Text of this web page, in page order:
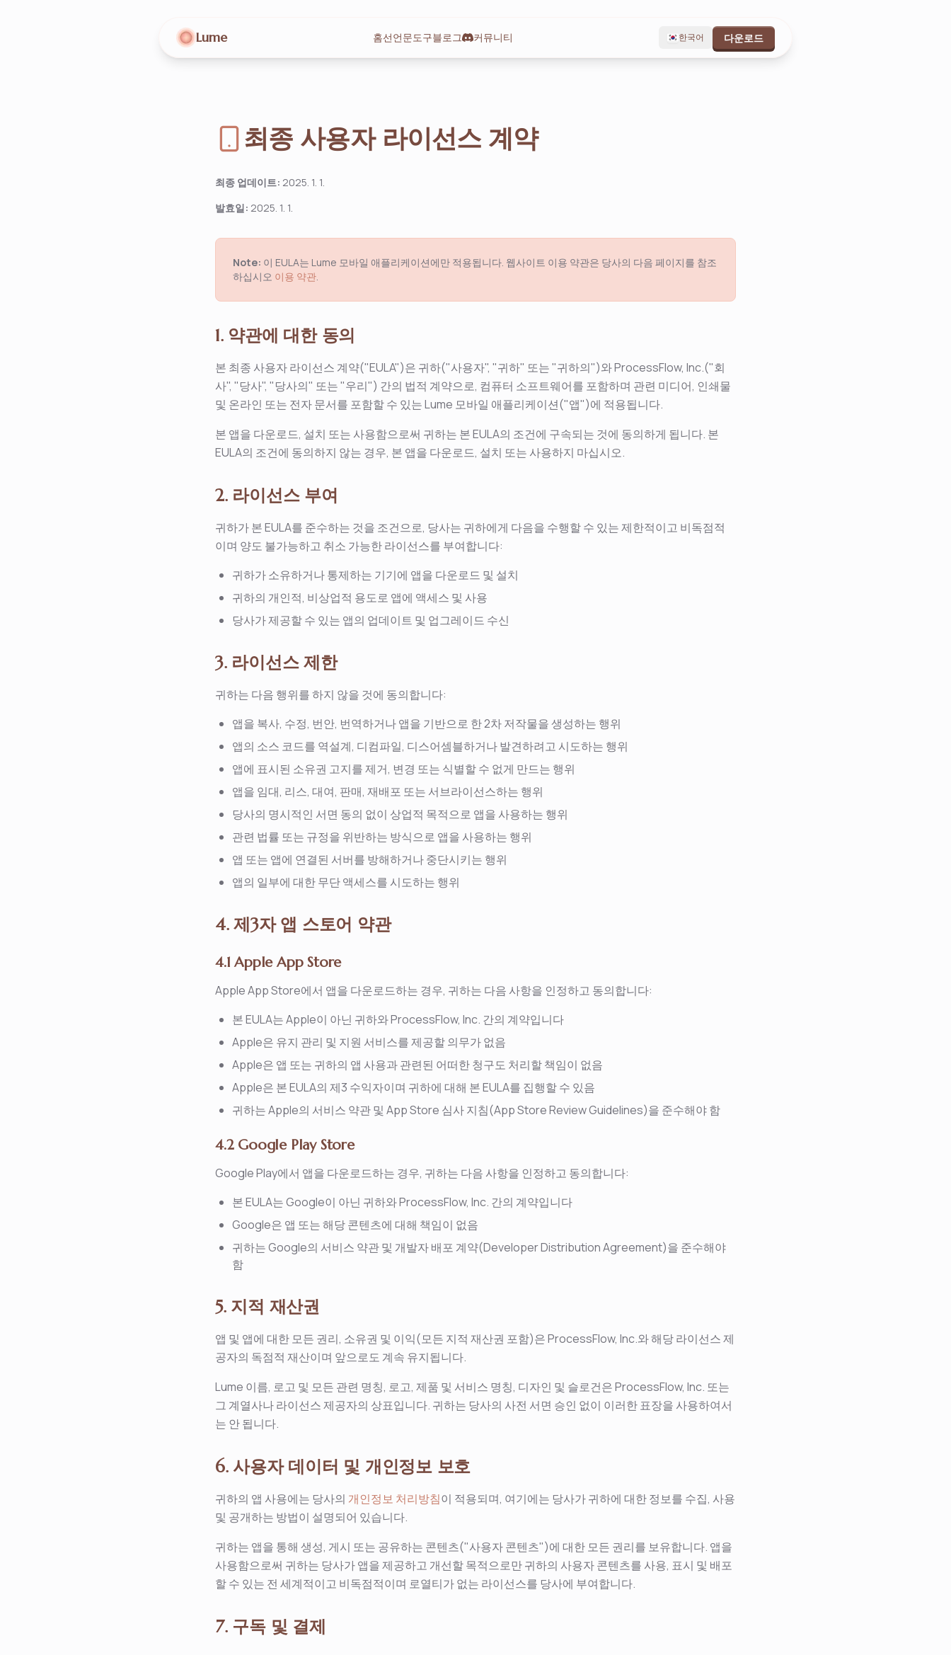
Lume 홈선언문도구블로그 커뮤니티 한국어 다운로드
최종 사용자 라이선스 계약
최종 업데이트: 2025. 1. 1.
발효일: 2025. 1. 1.
Note: 이 EULA는 Lume 모바일 애플리케이션에만 적용됩니다. 웹사이트 이용 약관은 당사의 다음 페이지를 참조
하십시오 이용 약관.
1. 약관에 대한 동의
본 최종 사용자 라이선스 계약("EULA")은 귀하("사용자", "귀하" 또는 "귀하의")와 ProcessFlow, Inc.("회
사", "당사", "당사의" 또는 "우리") 간의 법적 계약으로, 컴퓨터 소프트웨어를 포함하며 관련 미디어, 인쇄물
및 온라인 또는 전자 문서를 포함할 수 있는 Lume 모바일 애플리케이션("앱")에 적용됩니다.
본 앱을 다운로드, 설치 또는 사용함으로써 귀하는 본 EULA의 조건에 구속되는 것에 동의하게 됩니다. 본
EULA의 조건에 동의하지 않는 경우, 본 앱을 다운로드, 설치 또는 사용하지 마십시오.
2. 라이선스 부여
귀하가 본 EULA를 준수하는 것을 조건으로, 당사는 귀하에게 다음을 수행할 수 있는 제한적이고 비독점적
이며 양도 불가능하고 취소 가능한 라이선스를 부여합니다:
귀하가 소유하거나 통제하는 기기에 앱을 다운로드 및 설치
귀하의 개인적, 비상업적 용도로 앱에 액세스 및 사용
당사가 제공할 수 있는 앱의 업데이트 및 업그레이드 수신
3. 라이선스 제한
귀하는 다음 행위를 하지 않을 것에 동의합니다:
앱을 복사, 수정, 번안, 번역하거나 앱을 기반으로 한 2차 저작물을 생성하는 행위
앱의 소스 코드를 역설계, 디컴파일, 디스어셈블하거나 발견하려고 시도하는 행위
앱에 표시된 소유권 고지를 제거, 변경 또는 식별할 수 없게 만드는 행위
앱을 임대, 리스, 대여, 판매, 재배포 또는 서브라이선스하는 행위
당사의 명시적인 서면 동의 없이 상업적 목적으로 앱을 사용하는 행위
관련 법률 또는 규정을 위반하는 방식으로 앱을 사용하는 행위
앱 또는 앱에 연결된 서버를 방해하거나 중단시키는 행위
앱의 일부에 대한 무단 액세스를 시도하는 행위
4. 제3자 앱 스토어 약관
4.1 Apple App Store
Apple App Store에서 앱을 다운로드하는 경우, 귀하는 다음 사항을 인정하고 동의합니다:
본 EULA는 Apple이 아닌 귀하와 ProcessFlow, Inc. 간의 계약입니다
Apple은 유지 관리 및 지원 서비스를 제공할 의무가 없음
Apple은 앱 또는 귀하의 앱 사용과 관련된 어떠한 청구도 처리할 책임이 없음
Apple은 본 EULA의 제3 수익자이며 귀하에 대해 본 EULA를 집행할 수 있음
귀하는 Apple의 서비스 약관 및 App Store 심사 지침(App Store Review Guidelines)을 준수해야 함
4.2 Google Play Store
Google Play에서 앱을 다운로드하는 경우, 귀하는 다음 사항을 인정하고 동의합니다:
본 EULA는 Google이 아닌 귀하와 ProcessFlow, Inc. 간의 계약입니다
Google은 앱 또는 해당 콘텐츠에 대해 책임이 없음
귀하는 Google의 서비스 약관 및 개발자 배포 계약(Developer Distribution Agreement)을 준수해야
함
5. 지적 재산권
앱 및 앱에 대한 모든 권리, 소유권 및 이익(모든 지적 재산권 포함)은 ProcessFlow, Inc.와 해당 라이선스 제
공자의 독점적 재산이며 앞으로도 계속 유지됩니다.
Lume 이름, 로고 및 모든 관련 명칭, 로고, 제품 및 서비스 명칭, 디자인 및 슬로건은 ProcessFlow, Inc. 또는
그 계열사나 라이선스 제공자의 상표입니다. 귀하는 당사의 사전 서면 승인 없이 이러한 표장을 사용하여서
는 안 됩니다.
6. 사용자 데이터 및 개인정보 보호
귀하의 앱 사용에는 당사의 개인정보 처리방침이 적용되며, 여기에는 당사가 귀하에 대한 정보를 수집, 사용
및 공개하는 방법이 설명되어 있습니다.
귀하는 앱을 통해 생성, 게시 또는 공유하는 콘텐츠("사용자 콘텐츠")에 대한 모든 권리를 보유합니다. 앱을
사용함으로써 귀하는 당사가 앱을 제공하고 개선할 목적으로만 귀하의 사용자 콘텐츠를 사용, 표시 및 배포
할 수 있는 전 세계적이고 비독점적이며 로열티가 없는 라이선스를 당사에 부여합니다.
7. 구독 및 결제